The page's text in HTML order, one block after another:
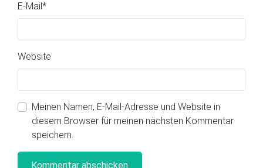
E-Mail *
Website
Meinen Namen, E-Mail-Adresse und Website in
diesem Browser für meinen nächsten Kommentar
speichern.